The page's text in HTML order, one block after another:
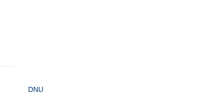
DNU